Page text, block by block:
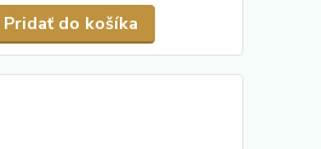
Pridať do košíka